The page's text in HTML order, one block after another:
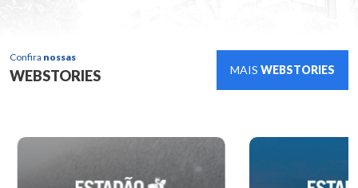
Confira nossas
WEBSTORIES MAIS WEBSTORIES